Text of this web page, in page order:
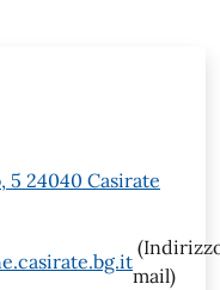
5 24040 Casirate
mail)